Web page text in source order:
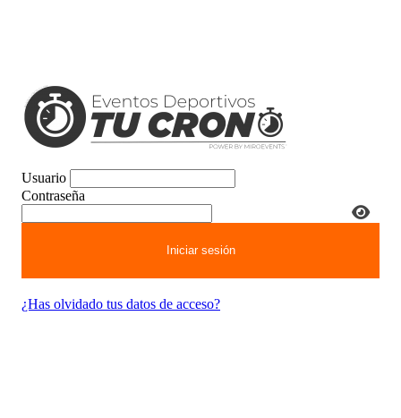
Usuario
Contraseña
¿Has olvidado tus datos de acceso?